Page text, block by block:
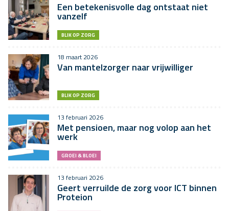
Een betekenisvolle dag ontstaat niet
vanzelf
BLIK OP ZORG
18 maart 2026
Van mantelzorger naar vrijwilliger
BLIK OP ZORG
13 februari 2026
Met pensioen, maar nog volop aan het
werk
GROEI & BLOEI
13 februari 2026
Geert verruilde de zorg voor ICT binnen
Proteion